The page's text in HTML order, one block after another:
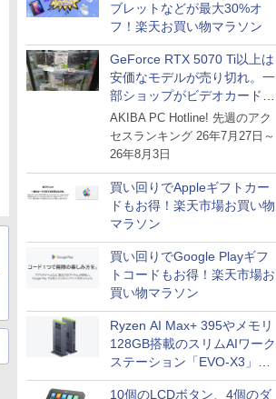
ブレットなどが最大30%オ
フ！楽天お買い物マラソン
GeForce RTX 5070 Ti以上は
安価なモデルが売り切れ。一
部ショップがビデオカードの
購入制限を実施したニュース
が注目を集める
AKIBA PC Hotline! 先週のアク
セスランキング 26年7月27日～
26年8月3日
買い回りでAppleギフトカー
ドもお得！楽天市場お買い物
マラソン
買い回りでGoogle Playギフ
トコードもお得！楽天市場お
買い物マラソン
Ryzen AI Max+ 395やメモリ
128GB搭載のスリムAIワーク
ステーション「EVO-X3」が
GMKtecから
10個のLCDボタン、4個のダ